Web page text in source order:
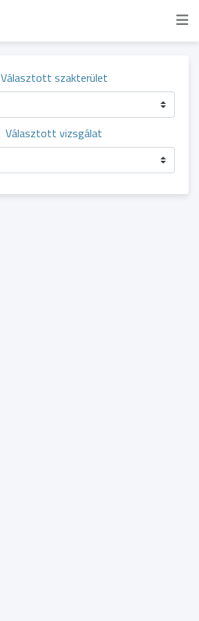
Választott szakterület
Választott vizsgálat